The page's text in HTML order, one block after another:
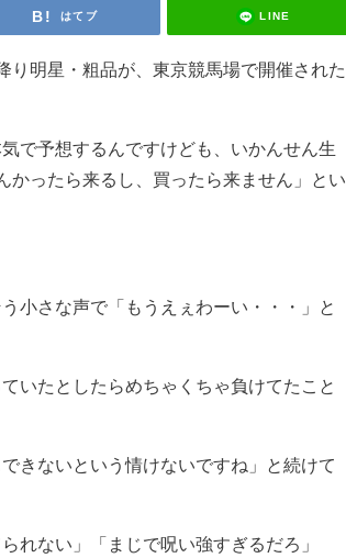
はてブ LINE
り明星・粗品が、東京競馬場で開催された
で予想するんですけども、いかんせん生
かったら来るし、買ったら来ません」とい
小さな声で「もうえぇわーい・・・」と
いたとしたらめちゃくちゃ負けてたこと
きないという情けないですね」と続けて
れない」「まじで呪い強すぎるだろ」